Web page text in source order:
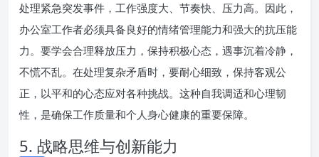
处理紧急突发事件，工作强度大、节奏快、压力高。因此，
办公室工作者必须具备良好的情绪管理能力和强大的抗压能
力。要学会合理释放压力，保持积极心态，遇事沉着冷静，
不慌不乱。在处理复杂矛盾时，要耐心细致，保持客观公
正，以平和的心态应对各种挑战。这种自我调适和心理韧
性，是确保工作质量和个人身心健康的重要保障。
5. 战略思维与创新能力